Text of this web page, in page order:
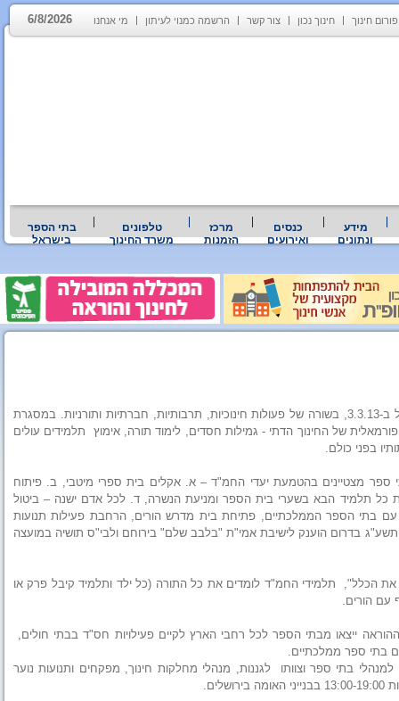
פורום חינוך חינוך נכון צור קשר הרשמה כמנוי לעיתון מי אנחנו 6/8/2026
מידע
ונתונים
כנסים
ואירועים
מרכז
הזמנות
טלפונים
משרד החינוך
בתי הספר
בישראל
המינהל לחינוך דתי במשרד החינוך יקיים לאורך כל השבוע, המתחיל ב-3.3.13, בשורה של פעולות חינוכיות, תרבותיות, חברתיות ותורניות. במסגרת
הבלתי פורמאלית של החינוך הדתי - גמילות חסדים, לימוד תורה, אימוץ תלמידים עולים
בפני כולם.
ולבתי ספר מצטיינים בהטמעת יעדי החמ"ד – א. אקלים בית ספרי מיטבי, ב. פיתוח
כל תלמיד הבא בשערי בית הספר ומניעת הנשרה, ד. לכל אדם ישנה – ביטול
בתי הספר הממלכתיים, פתיחת בית מדרש הורים, הרחבת פעילות תנועות
תשע"ג בדרום הוענק לישיבת אמי"ת "בלבב שלם" בירוחם ולבי"ס תושיה במועצה
משלים את הכלל", תלמידי החמ"ד לומדים את כל התורה (כל ילד ותלמיד קיבל פרק או
עם הורים.
כ- 250,000 ילדי החמ"ד וצוותי ההוראה ייצאו מבתי הספר לכל רחבי הארץ לקיים פעילויות חס"ד בבתי חולים,
בתי ספר ממלכתיים.
כנס ארצי למנהלי בתי ספר וצוותו לגננות, מנהלי מחלקות חינוך, מפקחים ותנועות נוער